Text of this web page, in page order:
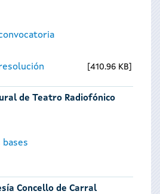
410.96 KB
de Teatro Radiofónico
bases
Concello de Carral